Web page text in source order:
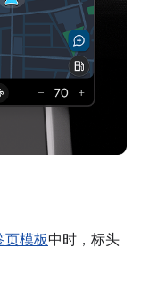
页模板中时，标头